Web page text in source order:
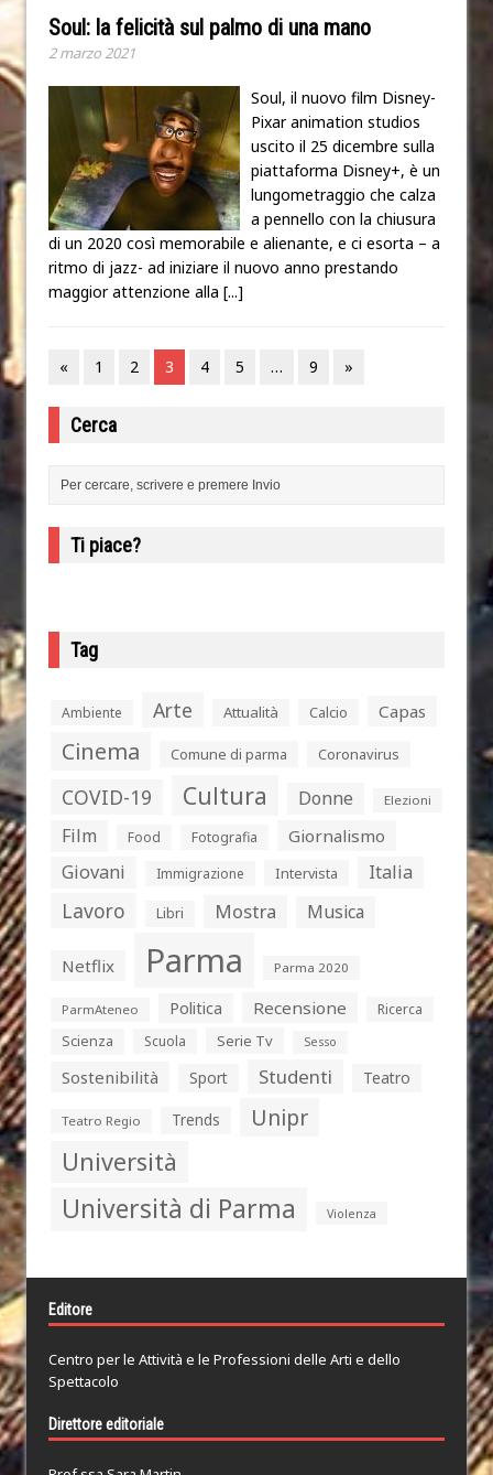
Soul: la felicità sul palmo di una mano
2 marzo 2021
Soul, il nuovo film Disney-
Pixar animation studios
uscito il 25 dicembre sulla
piattaforma Disney+, è un
lungometraggio che calza
a pennello con la chiusura
di un 2020 così memorabile e alienante, e ci esorta – a
ritmo di jazz- ad iniziare il nuovo anno prestando
maggior attenzione alla [...]
« 1 2 3 4 5 … 9 »
Cerca
Ti piace?
Tag
Ambiente Arte Attualità Calcio Capas
Cinema Comune di parma Coronavirus
COVID-19 Cultura Donne Elezioni
Film Food Fotografia Giornalismo
Giovani Immigrazione Intervista Italia
Lavoro Libri Mostra Musica
Netflix Parma Parma 2020
ParmAteneo Politica Recensione
Ricerca
Scienza
Scuola Serie Tv Sesso
Sostenibilità Sport Studenti Teatro
Teatro Regio Trends Unipr
Università
Università di Parma Violenza
Editore
Centro per le Attività e le Professioni delle Arti e dello
Spettacolo
Direttore editoriale